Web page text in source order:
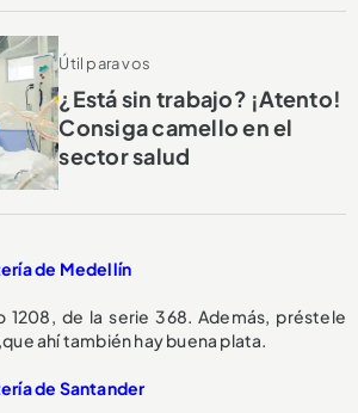
Útil para vos
¿Está sin trabajo? ¡Atento!
Consiga camello en el
sector salud
de Medellín
1208, de la serie 368. Además, préstele
ahí también hay buena plata.
de Santander